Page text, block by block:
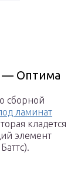
— Оптима
сборной
ламинат
кладется
элемент